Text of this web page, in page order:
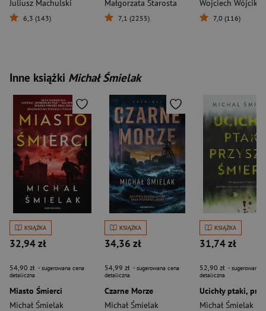
Juliusz Machulski
6,3 (143)
Małgorzata Starosta
7,1 (2255)
Wojciech Wójcik
7,0 (116)
Inne książki Michał Śmielak
KSIĄŻKA
32,94 zł
54,90 zł - sugerowana cena
detaliczna
Miasto Śmierci
Michał Śmielak
KSIĄŻKA
34,36 zł
54,99 zł - sugerowana cena
detaliczna
Czarne Morze
Michał Śmielak
KSIĄŻKA
31,74 zł
52,90 zł - sugerowana
detaliczna
Michał Śmielak